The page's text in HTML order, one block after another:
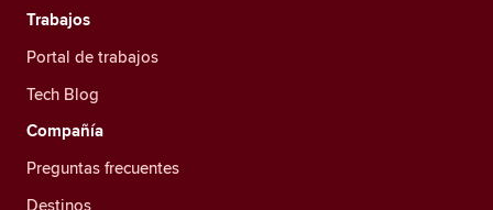
Trabajos
Portal de trabajos
Tech Blog
Compañía
Preguntas frecuentes
Destinos